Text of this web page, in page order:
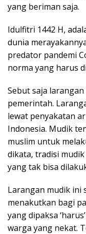
yang beriman saja.
Idulfitri 1442 H,
dunia
predator pandemi
norma yang harus
Sebut saja
pemerintah.
lewat penyakatan
Indonesia. Mudik
muslim untuk
dikata, tradisi
yang tak bisa
Larangan mudik ini
menakutkan bagi
yang dipaksa
warga yang nekat.